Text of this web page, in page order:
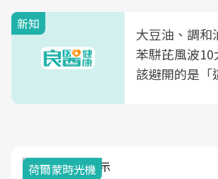
新知
大豆油、調和
苯駢芘風波
該避開的是「
荷爾蒙時光機